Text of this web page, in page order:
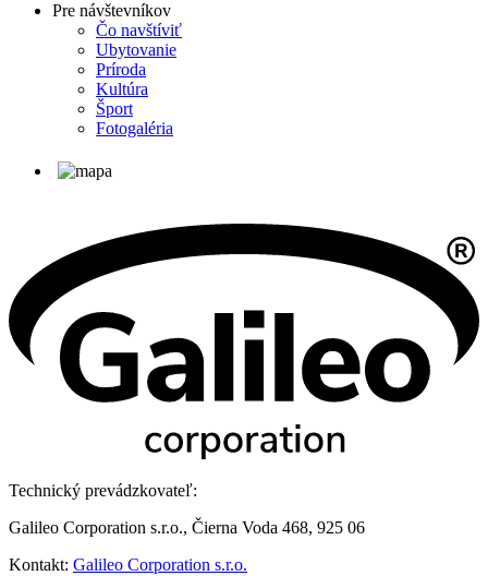
Pre návštevníkov
Čo navštíviť
Ubytovanie
Príroda
Kultúra
Šport
Fotogaléria
Technický prevádzkovateľ:
Galileo Corporation s.r.o., Čierna Voda 468, 925 06
Kontakt: Galileo Corporation s.r.o.